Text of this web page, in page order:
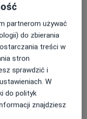
partnerom używać
do zbierania
treści w
stron
sprawdzić i
W
do polityk
znajdziesz